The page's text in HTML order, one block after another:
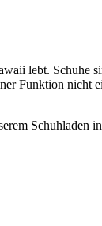
lebt. Schuhe
Funktion nicht
Schuhladen